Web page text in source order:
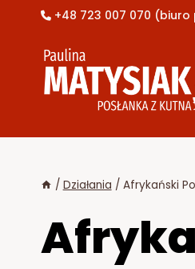
Przejdź +48 723 007 070 (biuro
/ Działania / Afrykański